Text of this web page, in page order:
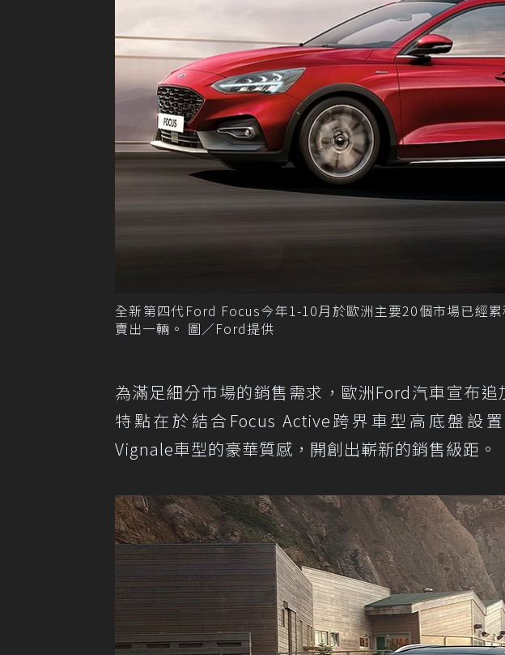
全新第四代Ford Focus今年1-10月於歐洲主要20個市場已經
賣出一輛。 圖／Ford提供
為滿足細分市場的銷售需求，歐洲Ford汽車宣布追
特點在於結合Focus Active跨界車型高底盤設
Vignale車型的豪華質感，開創出嶄新的銷售級距。